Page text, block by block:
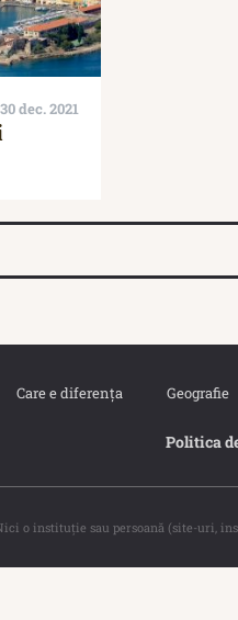
30 dec. 2021
Care e diferența Geografie
Politica
o instituţie sau persoană (site-